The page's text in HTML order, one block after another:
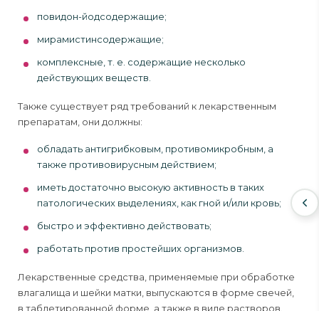
повидон-йодсодержащие;
мирамистинсодержащие;
комплексные, т. е. содержащие несколько
действующих веществ.
Также существует ряд требований к лекарственным
препаратам, они должны:
обладать антигрибковым, противомикробным, а
также противовирусным действием;
иметь достаточно высокую активность в таких
патологических выделениях, как гной и/или кровь;
быстро и эффективно действовать;
работать против простейших организмов.
Лекарственные средства, применяемые при обработке
влагалища и шейки матки, выпускаются в форме свечей,
в таблетированной форме, а также в виде растворов.